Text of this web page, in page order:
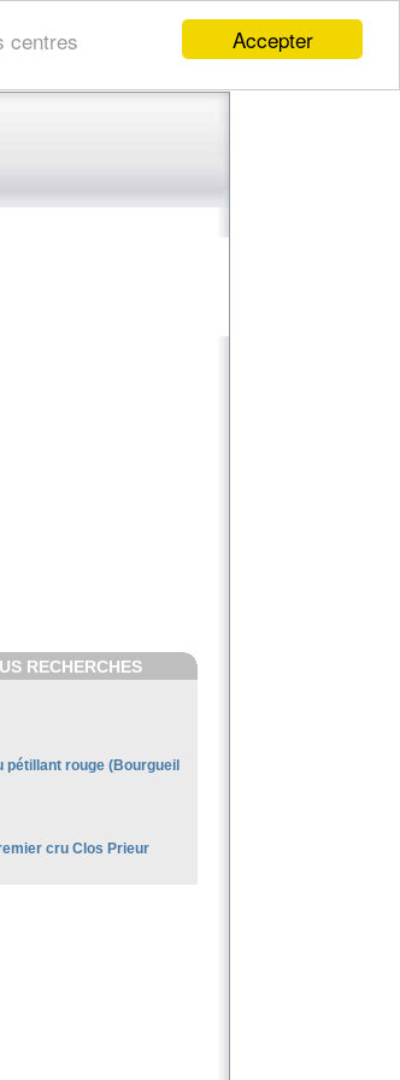
Accepter
centres
RECHERCHES
pétillant rouge (Bourgueil
cru Clos Prieur